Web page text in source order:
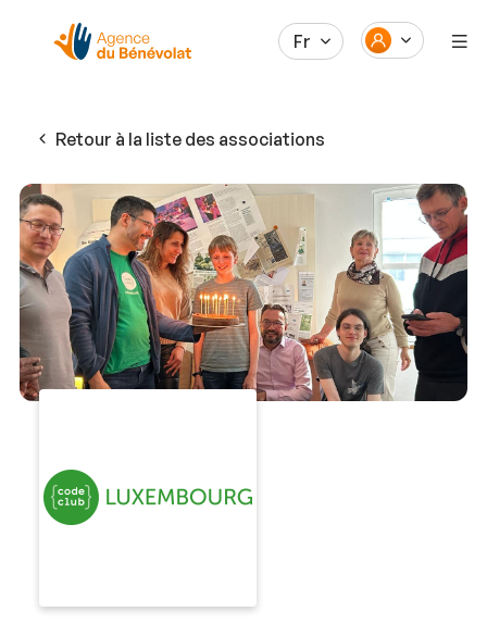
Fr
Retour à la liste des associations